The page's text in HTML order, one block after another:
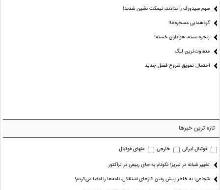
سهم سیدورف را ندادند، نیمکت نشین شدند!
گردهمایی مسخره‌ها!
پنجره بسته، هواداران خسته!
متفاوت‌ترین لیگ
احتمال تعویق شروع فصل جدید
تازه ترین خبرها
فوتبال ایرانی خارجی منهای فوتبال
تغییر شبانه در تبریز/ نکونام به جای ربیعی در تراکتور
شجاعی: به خاطر پیش رفتن کارهای استقلال، نامه‌ها را امضا می‌کردم!